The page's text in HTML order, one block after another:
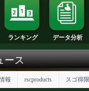
画 ランキング